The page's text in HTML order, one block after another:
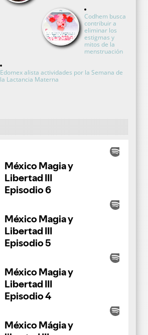
Codhem busca
contribuir a
eliminar los
estigmas y
mitos de la
menstruación
Edomex alista actividades por la Semana de
la Lactancia Materna